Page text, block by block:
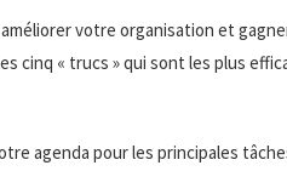
votre organisation et
cinq « trucs » qui sont les plus
agenda pour les principales